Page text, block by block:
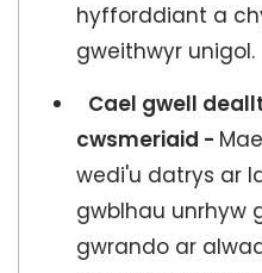
hyfforddiant a
gweithwyr unigol.
Cael gwell
cwsmeriaid -
wedi'u datrys ar
gwblhau unrhyw
gwrando ar